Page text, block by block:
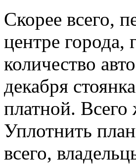
Скорее всего,
центре города,
количество
декабря
платной. Всего
Уплотнить
всего,